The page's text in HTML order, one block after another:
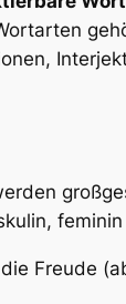
Freude